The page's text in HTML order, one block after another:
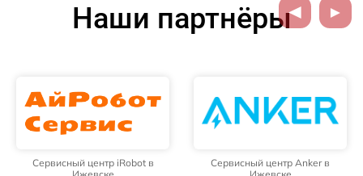
Наши партнёры
Сервисный центр iRobot в
Сервисный центр Anker в